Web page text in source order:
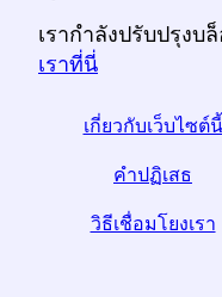
เรากำลังปรับปรุงบ
เราที่นี่
เกี่ยวกับเว็บไซต์นี้
คำปฏิเสธ
วิธีเชื่อมโยงเรา